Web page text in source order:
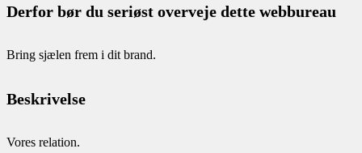
Derfor bør du seriøst overveje dette webbureau
Bring sjælen frem i dit brand.
Beskrivelse
Vores relation.